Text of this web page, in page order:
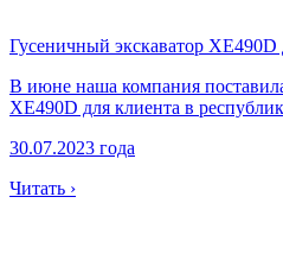
Гусеничный экскаватор
В июне наша компания
XE490D для клиента в
30.07.2023 года
Читать ›